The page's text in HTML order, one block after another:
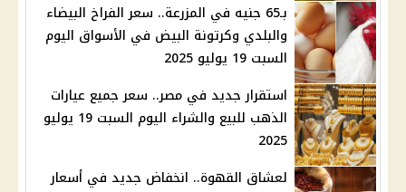
بـ65 جنيه في المزرعة.. سعر الفراخ البيضاء
والبلدي وكرتونة البيض في الأسواق اليوم
السبت 19 يوليو 2025
استقرار جديد في مصر.. سعر جميع عيارات
الذهب للبيع والشراء اليوم السبت 19 يوليو
2025
لعشاق القهوة.. انخفاض جديد في أسعار